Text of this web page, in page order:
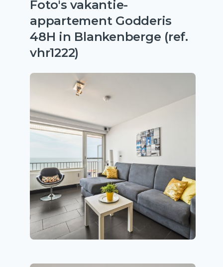
Foto's vakantie-
appartement Godderis
48H in Blankenberge (ref.
vhr1222)